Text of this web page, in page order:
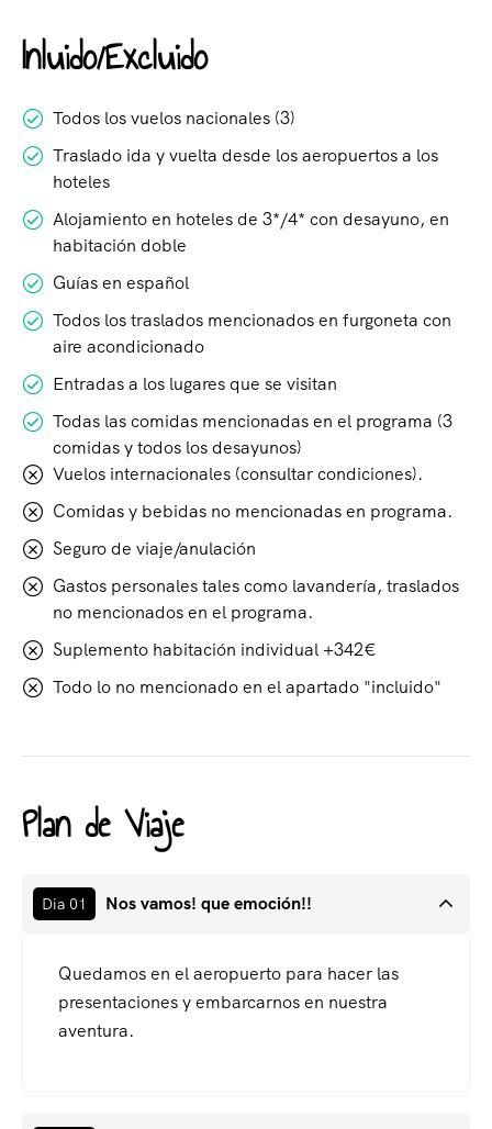
Inluido/Excluido
Todos los vuelos nacionales (3)
Traslado ida y vuelta desde los aeropuertos a los
hoteles
Alojamiento en hoteles de 3*/4* con desayuno, en
habitación doble
Guías en español
Todos los traslados mencionados en furgoneta con
aire acondicionado
Entradas a los lugares que se visitan
Todas las comidas mencionadas en el programa (3
comidas y todos los desayunos)
Vuelos internacionales (consultar condiciones).
Comidas y bebidas no mencionadas en programa.
Seguro de viaje/anulación
Gastos personales tales como lavandería, traslados
no mencionados en el programa.
Suplemento habitación individual +342€
Todo lo no mencionado en el apartado "incluido"
Plan de Viaje
Dia 01 Nos vamos! que emoción!!
Quedamos en el aeropuerto para hacer las
presentaciones y embarcarnos en nuestra
aventura.